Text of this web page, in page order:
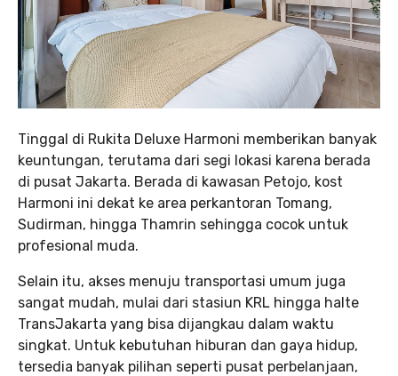
Tinggal di Rukita Deluxe Harmoni memberikan banyak
keuntungan, terutama dari segi lokasi karena berada
di pusat Jakarta. Berada di kawasan Petojo, kost
Harmoni ini dekat ke area perkantoran Tomang,
Sudirman, hingga Thamrin sehingga cocok untuk
profesional muda.
Selain itu, akses menuju transportasi umum juga
sangat mudah, mulai dari stasiun KRL hingga halte
TransJakarta yang bisa dijangkau dalam waktu
singkat. Untuk kebutuhan hiburan dan gaya hidup,
tersedia banyak pilihan seperti pusat perbelanjaan,